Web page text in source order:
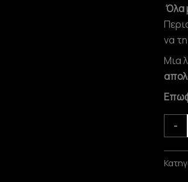
Όλα
να τη
Μια
-